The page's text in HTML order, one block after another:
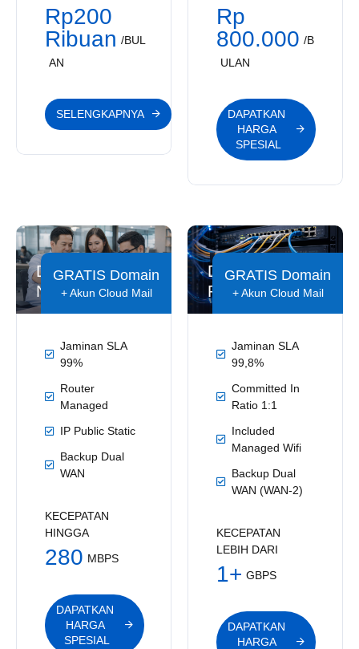
Rp200
Ribuan /BUL
AN
SELENGKAPNYA
Rp
800.000 /B
ULAN
DAPATKAN
HARGA
SPESIAL
Dedicated
Nova
GRATIS Domain
+ Akun Cloud Mail
Jaminan SLA
99%
Router
Managed
IP Public Static
Backup Dual
WAN
KECEPATAN
HINGGA
280 MBPS
DAPATKAN
HARGA
SPESIAL
Dedicated
Priority
GRATIS Domain
+ Akun Cloud Mail
Jaminan SLA
99,8%
Committed In
Ratio 1:1
Included
Managed Wifi
Backup Dual
WAN (WAN-2)
KECEPATAN
LEBIH DARI
1+ GBPS
DAPATKAN
HARGA